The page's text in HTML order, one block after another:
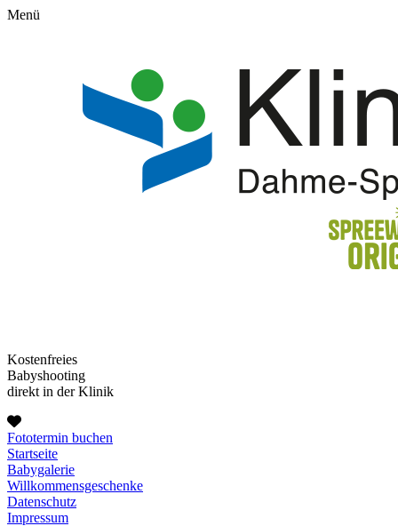
Menü
Kostenfreies
Babyshooting
direkt in der Klinik
Fototermin buchen
Startseite
Babygalerie
Willkommensgeschenke
Datenschutz
Impressum